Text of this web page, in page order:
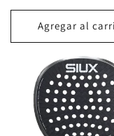
Agregar al